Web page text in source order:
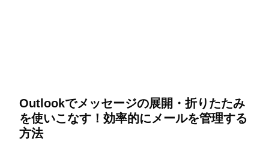
Outlookでメッセージの展開・折りたたみ
を使いこなす！効率的にメールを管理する
方法